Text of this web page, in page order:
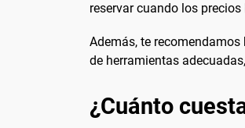
reservar cuando los precios
Además, te
de herramientas
¿Cuánto